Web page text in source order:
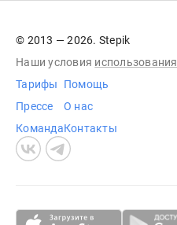
© 2013 — 2026. Stepik
Наши условия использования
Тарифы
Прессе
Команда
Помощь
О нас
Контакты